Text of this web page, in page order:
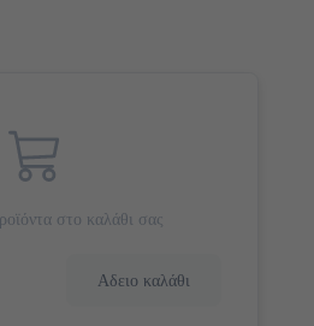
στο καλάθι σας
Αδειο καλάθι